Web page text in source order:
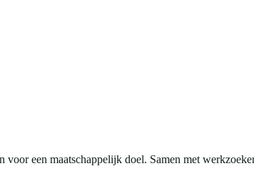
een maatschappelijk doel. Samen met